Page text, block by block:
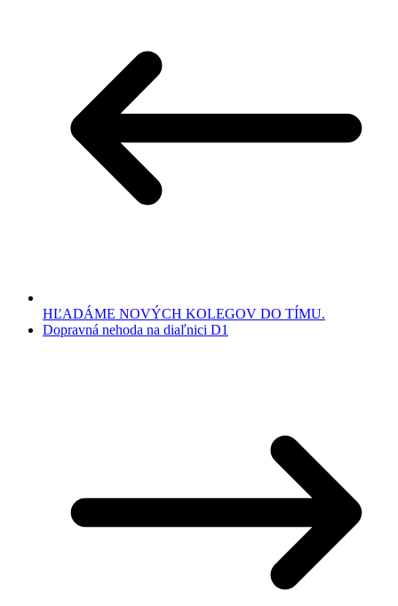
HĽADÁME NOVÝCH KOLEGOV DO TÍMU.
Dopravná nehoda na diaľnici D1